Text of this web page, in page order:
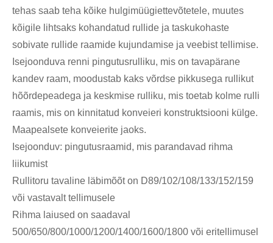
tehas saab teha kõike hulgimüügiettevõtetele, muutes
kõigile lihtsaks kohandatud rullide ja taskukohaste
sobivate rullide raamide kujundamise ja veebist tellimise.
Isejoonduva renni pingutusrulliku, mis on tavapärane
kandev raam, moodustab kaks võrdse pikkusega rullikut
hõõrdepeadega ja keskmise rulliku, mis toetab kolme rulli
raamis, mis on kinnitatud konveieri konstruktsiooni külge.
Maapealsete konveierite jaoks.
Isejoonduv: pingutusraamid, mis parandavad rihma
liikumist
Rullitoru tavaline läbimõõt on D89/102/108/133/152/159
või vastavalt tellimusele
Rihma laiused on saadaval
500/650/800/1000/1200/1400/1600/1800 või eritellimusel